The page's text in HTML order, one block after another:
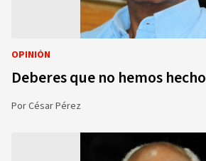
OPINIÓN
Deberes que no hemos hecho
PorCésar Pérez